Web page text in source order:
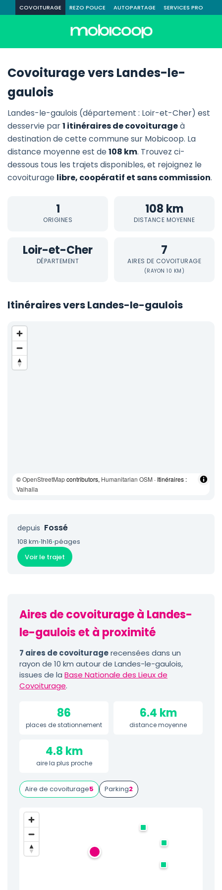
COVOITURAGE REZO POUCE AUTOPARTAGE SERVICES PRO
Covoiturage vers Landes-le-
gaulois
Landes-le-gaulois (département : Loir-et-Cher) est
desservie par1 itinéraires de covoiturageà
destination de cette commune sur Mobicoop. La
distance moyenne est de108 km. Trouvez ci-
dessous tous les trajets disponibles, et rejoignez le
covoiturage libre, coopératif et sans commission.
1
ORIGINES
108 km
DISTANCE MOYENNE
Loir-et-Cher
DÉPARTEMENT
7
AIRES DE COVOITURAGE
(RAYON 10 KM)
Itinéraires vers Landes-le-gaulois
©OpenStreetMapcontributors, Humanitarian OSM · Itinéraires :
Valhalla
depuis Fossé
108 km·1h16·péages
Voir le trajet
Aires de covoiturage à Landes-
le-gaulois et à proximité
7 aires de covoituragerecensées dans un
rayon de 10 km autour de Landes-le-gaulois,
issues de la Base Nationale des Lieux de
Covoiturage.
86
places de stationnement
6.4 km
distance moyenne
4.8 km
aire la plus proche
Aire de covoiturage5 Parking2